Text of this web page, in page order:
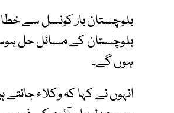
بلوچستان بار کونسل سے
بلوچستان کے مسائل حل
ہوں گے۔